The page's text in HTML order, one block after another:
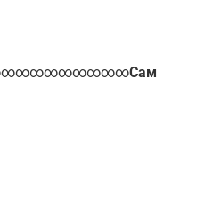
Сам